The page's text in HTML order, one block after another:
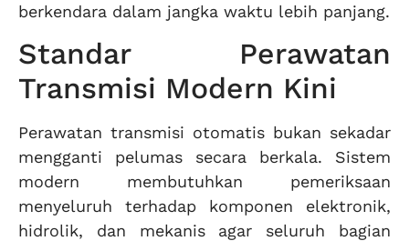
berkendara dalam jangka waktu lebih panjang.
Standar Perawatan
Transmisi Modern Kini
Perawatan transmisi otomatis bukan sekadar
mengganti pelumas secara berkala. Sistem
modern membutuhkan pemeriksaan
menyeluruh terhadap komponen elektronik,
hidrolik, dan mekanis agar seluruh bagian